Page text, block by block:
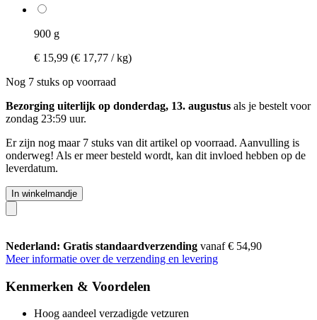
900 g
€ 15,99 (€ 17,77 / kg)
Nog 7 stuks op voorraad
Bezorging uiterlijk op donderdag, 13. augustus als je bestelt voor
zondag 23:59 uur.
Er zijn nog maar 7 stuks van dit artikel op voorraad. Aanvulling is
onderweg! Als er meer besteld wordt, kan dit invloed hebben op de
leverdatum.
In winkelmandje
Nederland: Gratis standaardverzending vanaf € 54,90
Meer informatie over de verzending en levering
Kenmerken & Voordelen
Hoog aandeel verzadigde vetzuren